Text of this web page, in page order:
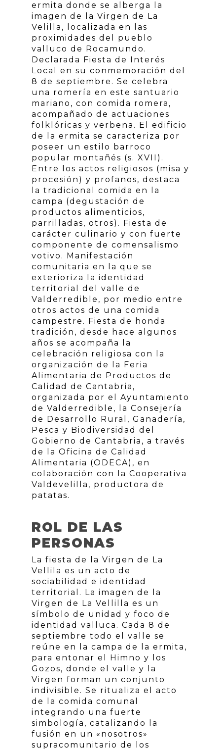
ermita donde se alberga la
imagen de la Virgen de La
Velilla, localizada en las
proximidades del pueblo
valluco de Rocamundo.
Declarada Fiesta de Interés
Local en su conmemoración del
8 de septiembre. Se celebra
una romería en este santuario
mariano, con comida romera,
acompañado de actuaciones
folklóricas y verbena. El edificio
de la ermita se caracteriza por
poseer un estilo barroco
popular montañés (s. XVII).
Entre los actos religiosos (misa y
procesión) y profanos, destaca
la tradicional comida en la
campa (degustación de
productos alimenticios,
parrilladas, otros). Fiesta de
carácter culinario y con fuerte
componente de comensalismo
votivo. Manifestación
comunitaria en la que se
exterioriza la identidad
territorial del valle de
Valderredible, por medio entre
otros actos de una comida
campestre. Fiesta de honda
tradición, desde hace algunos
años se acompaña la
celebración religiosa con la
organización de la Feria
Alimentaria de Productos de
Calidad de Cantabria,
organizada por el Ayuntamiento
de Valderredible, la Consejería
de Desarrollo Rural, Ganadería,
Pesca y Biodiversidad del
Gobierno de Cantabria, a través
de la Oficina de Calidad
Alimentaria (ODECA), en
colaboración con la Cooperativa
Valdevelilla, productora de
patatas.
ROL DE LAS
PERSONAS
La fiesta de la Virgen de La
Vellila es un acto de
sociabilidad e identidad
territorial. La imagen de la
Virgen de La Vellilla es un
símbolo de unidad y foco de
identidad valluca. Cada 8 de
septiembre todo el valle se
reúne en la campa de la ermita,
para entonar el Himno y los
Gozos, donde el valle y la
Virgen forman un conjunto
indivisible. Se ritualiza el acto
de la comida comunal
integrando una fuerte
simbología, catalizando la
fusión en un «nosotros»
supracomunitario de los